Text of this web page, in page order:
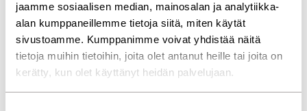
jaamme sosiaalisen median, mainosalan ja analytiikka-
alan kumppaneillemme tietoja siitä, miten käytät
sivustoamme. Kumppanimme voivat yhdistää näitä
tietoja muihin tietoihin, joita olet antanut heille tai joita on
kerätty, kun olet käyttänyt heidän palvelujaan.